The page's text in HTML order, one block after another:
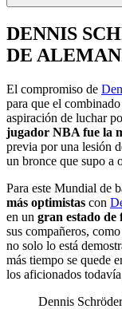
DENNIS
DE
El compromiso de
para que el
aspiración de luchar
jugador NBA fue la
previa por una lesión
un bronce que supo a
Para este Mundial de
más optimistas con
en un gran estado de
sus compañeros,
no solo lo está
más tiempo se quede
los aficionados todavía
Dennis